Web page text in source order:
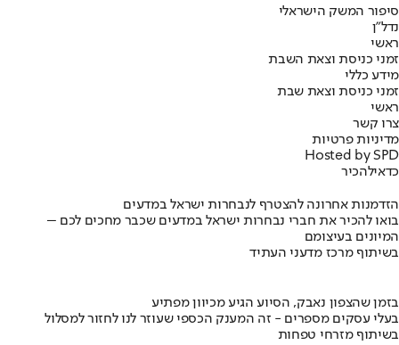
סיפור המשק הישראלי
נדל"ן
ראשי
זמני כניסת וצאת השבת
מידע כללי
זמני כניסת וצאת שבת
ראשי
צרו קשר
מדיניות פרטיות
Hosted by SPD
כדאילהכיר
הזדמנות אחרונה להצטרף לנבחרות ישראל במדעים
בואו להכיר את חברי נבחרות ישראל במדעים שכבר מחכים לכם –
המיונים בעיצומם
בשיתוף מרכז מדעני העתיד
בזמן שהצפון נאבק, הסיוע הגיע מכיוון מפתיע
בעלי עסקים מספרים - זה המענק הכספי שעוזר לנו לחזור למסלול
בשיתוף מזרחי טפחות